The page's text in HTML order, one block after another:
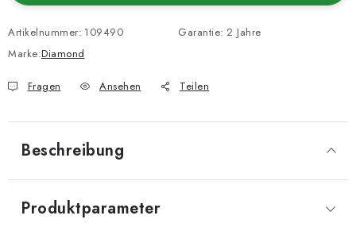
Artikelnummer: 109490
Marke:Diamond
Garantie: 2 Jahre
Fragen Ansehen Teilen
Beschreibung
Produktparameter